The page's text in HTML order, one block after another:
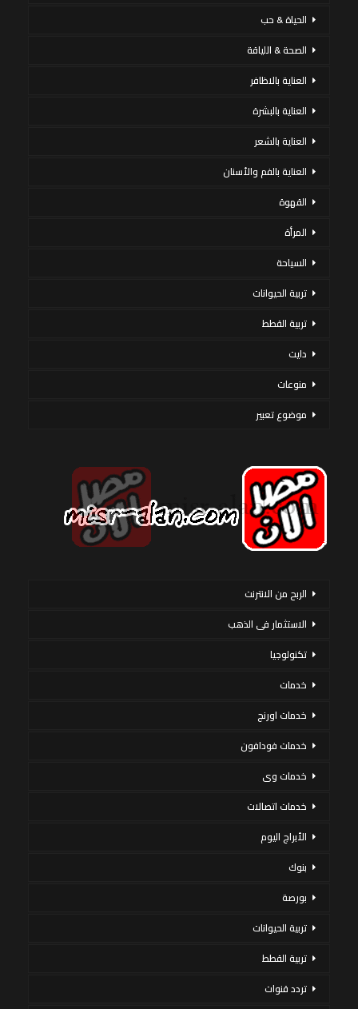
الحياة & حب
الصحة & اللياقة
العناية بالاظافر
العناية بالبشرة
العناية بالشعر
العناية بالفم والأسنان
القهوة
المرأة
السياحة
تربية الحيوانات
تربية القطط
دايت
منوعات
موضوع تعبير
الربح من الانترنت
الاستثمار فى الذهب
تكنولوجيا
خدمات
خدمات اورنج
خدمات فودافون
خدمات وى
خدمات اتصالات
الأبراج اليوم
بنوك
بورصة
تربية الحيوانات
تربية القطط
تردد قنوات